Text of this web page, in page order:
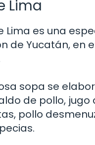
Lima
Lima es una
de Yucatán, en
sopa se
de pollo, jugo
pollo